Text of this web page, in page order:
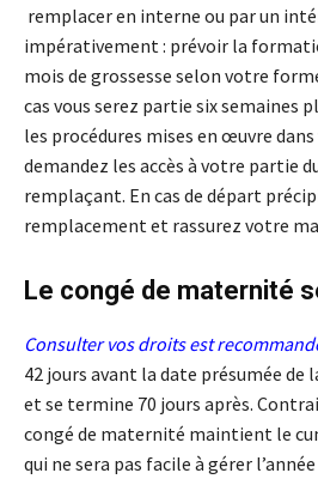
remplacer en interne ou par un
impérativement : prévoir la
mois de grossesse selon votre
cas vous serez partie six semaines
les procédures mises en œuvre
demandez les accès à votre partie
remplaçant. En cas de départ
remplacement et rassurez votre
Le congé de maternité
Consulter vos droits est
42 jours avant la date présumée de
et se termine 70 jours après.
congé de maternité maintient le
qui ne sera pas facile à gérer